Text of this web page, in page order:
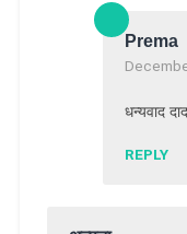
Prema
धन्यवाद
REPLY